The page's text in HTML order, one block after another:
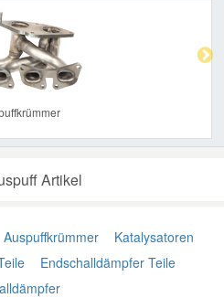
Artikel
Auspuffkrümmer
Katalysatoren
Endschalldämpfer Teile